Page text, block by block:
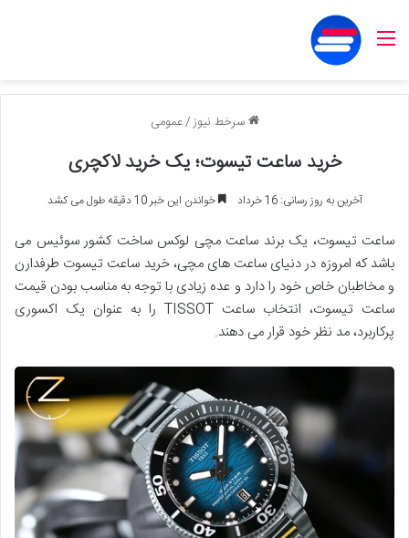
منو
سرخط نیوز/عمومی
خرید ساعت تیسوت؛ یک خرید لاکچری
آخرین به روز رسانی: 16 خرداد خواندن این خبر 10 دقیقه طول می کشد
ساعت تیسوت، یک برند ساعت مچی لوکس ساخت کشور سوئیس می
باشد که امروزه در دنیای ساعت های مچی، خرید ساعت تیسوت طرفدارن
و مخاطبان خاص خود را دارد و عده زیادی با توجه به مناسب بودن قیمت
ساعت تیسوت، انتخاب ساعت TISSOT را به عنوان یک اکسوری
پرکاربرد، مد نظر خود قرار می دهند.